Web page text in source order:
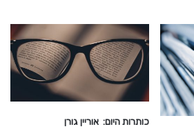
כותרות היום: אוריין גורן